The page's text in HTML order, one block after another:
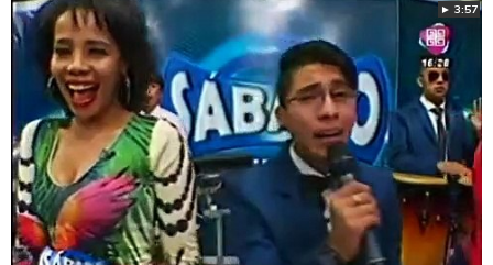
► 3:57